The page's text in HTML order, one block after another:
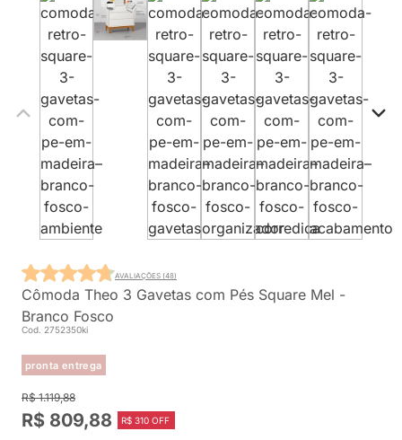
Cômoda Theo 3 Gavetas com Pés Square Mel -
Branco Fosco
Cod. 2752350ki
pronta entrega
AVALIAÇÕES (48)
R$ 1.119,88
R$ 809,88 R$ 310 OFF